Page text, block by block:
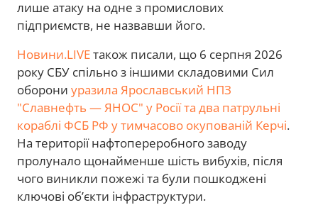
лише атаку на одне з промислових
підприємств, не назвавши його.
Новини.LIVEтакож писали, що 6 серпня 2026
року СБУ спільно з іншими складовими Сил
оборони уразила Ярославський НПЗ
"Славнефть — ЯНОС" у Росії та два патрульні
кораблі ФСБ РФ у тимчасово окупованій Керчі.
На території нафтопереробного заводу
пролунало щонайменше шість вибухів, після
чого виникли пожежі та були пошкоджені
ключові об’єкти інфраструктури.